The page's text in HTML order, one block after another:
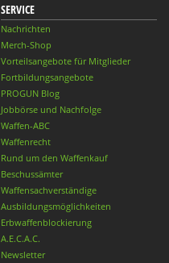
SERVICE
Nachrichten
Merch-Shop
Vorteilsangebote für Mitglieder
Fortbildungsangebote
PROGUN Blog
Jobbörse und Nachfolge
Waffen-ABC
Waffenrecht
Rund um den Waffenkauf
Beschussämter
Waffensachverständige
Ausbildungsmöglichkeiten
Erbwaffenblockierung
A.E.C.A.C.
Newsletter